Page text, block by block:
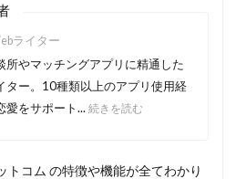
ライター
所やマッチングアプリに精通した
ター。10種類以上のアプリ使用経
愛をサポート... 続きを読む
トコム の特徴や機能が全てわかり